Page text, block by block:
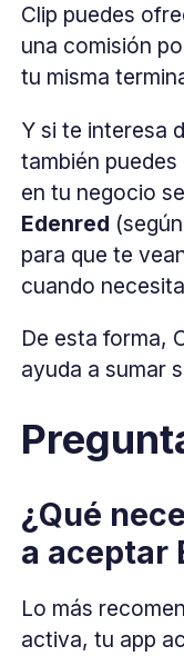
Clip puedes
una comisión
tu misma
Y si te interesa
también
en tu negocio
Edenred
para que te
cuando
De esta forma,
ayuda a sumar
¿Qué
a aceptar
Lo más
activa, tu app